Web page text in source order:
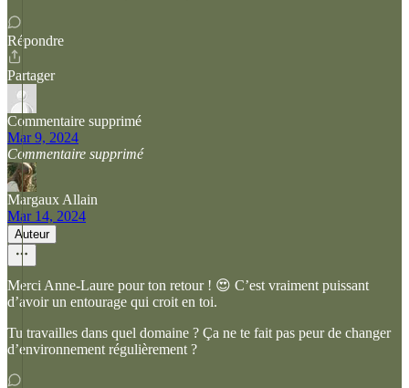
Répondre
Partager
Commentaire supprimé
Mar 9, 2024
Commentaire supprimé
Margaux Allain
Mar 14, 2024
Auteur
Merci Anne-Laure pour ton retour ! 😍 C’est vraiment puissant
d’avoir un entourage qui croit en toi.
Tu travailles dans quel domaine ? Ça ne te fait pas peur de changer
d’environnement régulièrement ?